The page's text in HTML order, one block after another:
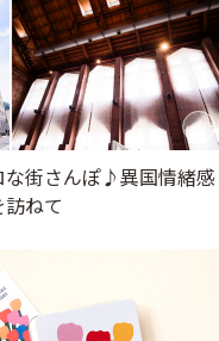
な街さんぽ♪異国情緒感
ねて